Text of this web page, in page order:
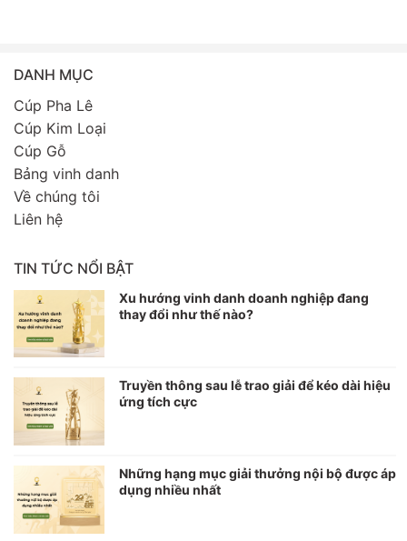
DANH MỤC
Cúp Pha Lê
Cúp Kim Loại
Cúp Gỗ
Bảng vinh danh
Về chúng tôi
Liên hệ
TIN TỨC NỔI BẬT
Xu hướng vinh danh doanh nghiệp đang
thay đổi như thế nào?
Truyền thông sau lễ trao giải để kéo dài hiệu
ứng tích cực
Những hạng mục giải thưởng nội bộ được áp
dụng nhiều nhất